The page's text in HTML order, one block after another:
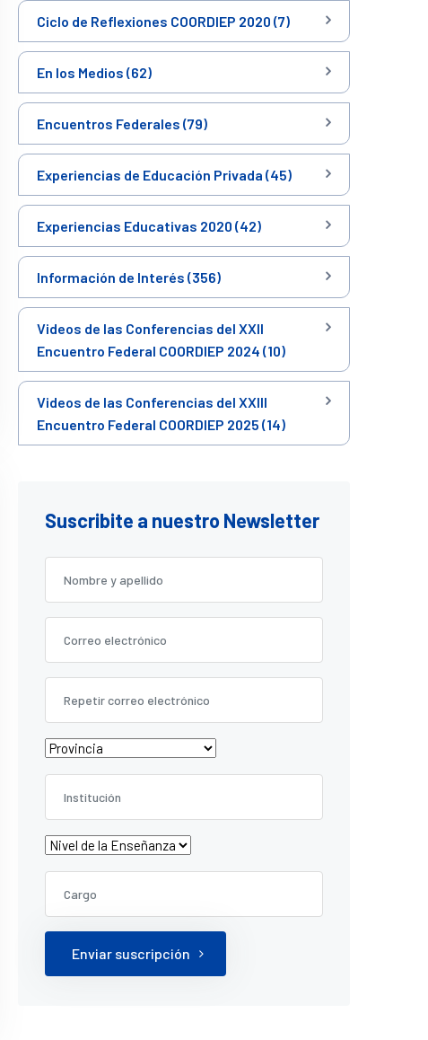
Ciclo de Reflexiones COORDIEP 2020 (7)
En los Medios (62)
Encuentros Federales (79)
Experiencias de Educación Privada (45)
Experiencias Educativas 2020 (42)
Información de Interés (356)
Videos de las Conferencias del XXII
Encuentro Federal COORDIEP 2024 (10)
Videos de las Conferencias del XXIII
Encuentro Federal COORDIEP 2025 (14)
Suscribite a nuestro Newsletter
Enviar suscripción